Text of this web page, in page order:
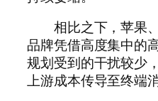
相比之下，苹果、
品牌凭借高度集中的
规划受到的干扰较少
上游成本传导至终端消